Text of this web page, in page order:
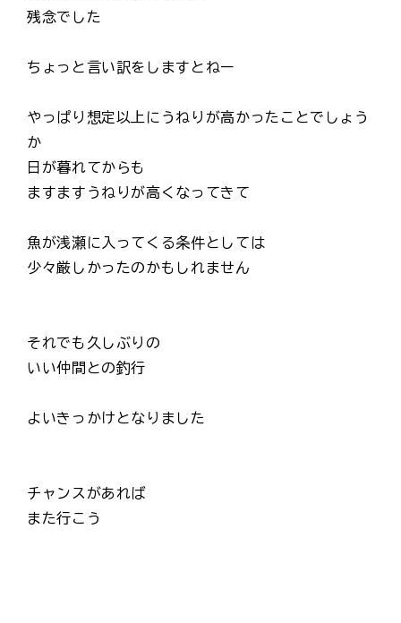
残念でした
ちょっと言い訳をしますとねー
やっぱり想定以上にうねりが高かったことでしょう
か
日が暮れてからも
ますますうねりが高くなってきて
魚が浅瀬に入ってくる条件としては
少々厳しかったのかもしれません
それでも久しぶりの
いい仲間との釣行
よいきっかけとなりました
チャンスがあれば
また行こう